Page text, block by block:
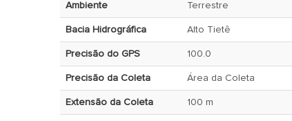
Ambiente Terrestre
Bacia Hidrográfica Alto Tietê
Precisão do GPS 100.0
Precisão da Coleta Área da Coleta
Extensão da Coleta 100 m